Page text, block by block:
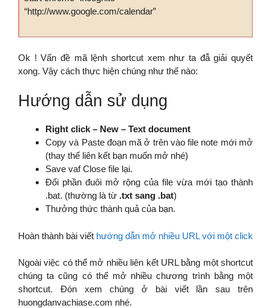
“http://www.google.com/calendar”
Ok ! Vấn đề mã lệnh shortcut xem như ta đẫ giải quyết
xong. Vậy cách thực hiện chúng như thế nào:
Hướng dẫn sử dụng
Right click – New – Text document
Copy và Paste đoạn mã ở trên vào file note mới mở
(thay thế liên kết bạn muốn mở nhé)
Save vaf Close file lại.
Đổi phần đuôi mở rộng của file vừa mới tạo thành
.bat. (thường là từ .txt sang .bat)
Thưởng thức thành quả của bạn.
Hoàn thành bài viết hướng dẫn mở nhiều URL với một click
Ngoài việc có thể mở nhiều liên kết URL bằng một shortcut
chúng ta cũng có thể mở nhiều chương trình bằng một
shortcut. Đón xem chúng ở bài viết lần sau trên
huongdanvachiase.com nhé.